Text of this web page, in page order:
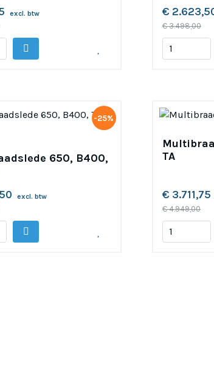
excl. btw
€
€ 3.498,00
-25%
650, B400,
excl. btw
TA
€ 3.711,75
€ 4.949,00